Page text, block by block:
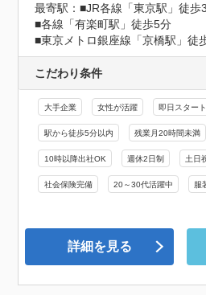
最寄駅：■JR各線「東京駅」徒
■各線「有楽町駅」徒歩5分
■東京メトロ銀座線「京橋駅」徒
こだわり条件
大手企業 女性が活躍 即日スタート
駅から徒歩5分以内 残業月20時間未満
10時以降出社OK 週休2日制 土日
社会保険完備 20～30代活躍中 服
詳細を見る